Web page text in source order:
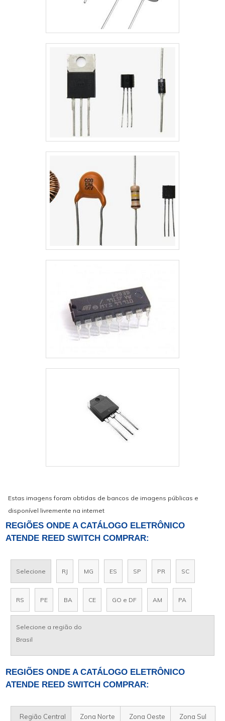
Estas imagens foram obtidas de bancos de imagens públicas e
disponível livremente na internet
REGIÕES ONDE A CATÁLOGO ELETRÔNICO
ATENDE REED SWITCH COMPRAR:
Selecione RJ MG ES SP PR SC
RS PE BA CE GO e DF AM PA
Selecione a região do
Brasil
REGIÕES ONDE A CATÁLOGO ELETRÔNICO
ATENDE REED SWITCH COMPRAR:
Região Central Zona Norte Zona Oeste Zona Sul